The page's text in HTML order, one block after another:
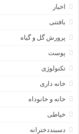
اخبار
بافتنی
پرورش گل و گیاه
پوست
تکنولوژی
خانه داری
خانه و خانوداه
خیاطی
دسبنددخترانه